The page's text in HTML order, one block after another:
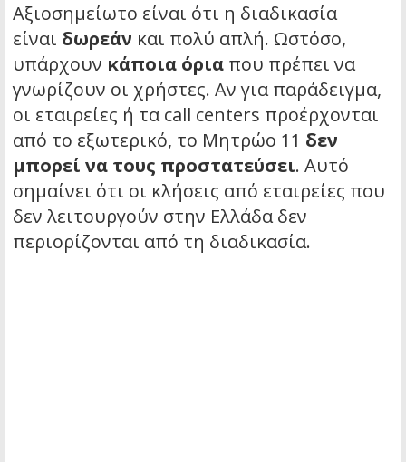
Αξιοσημείωτο είναι ότι η διαδικασία
είναι δωρεάν και πολύ απλή. Ωστόσο,
υπάρχουν κάποια όρια που πρέπει να
γνωρίζουν οι χρήστες. Αν για παράδειγμα,
οι εταιρείες ή τα call centers προέρχονται
από το εξωτερικό, το Μητρώο 11 δεν
μπορεί να τους προστατεύσει. Αυτό
σημαίνει ότι οι κλήσεις από εταιρείες που
δεν λειτουργούν στην Ελλάδα δεν
περιορίζονται από τη διαδικασία.